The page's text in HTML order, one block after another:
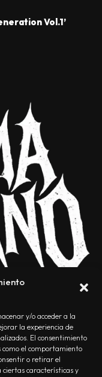
y/o acceder a la
la experiencia de
El consentimiento
el comportamiento
o retirar el
características y
Vol.1’
POLÍTICA DE PRIVACIDAD